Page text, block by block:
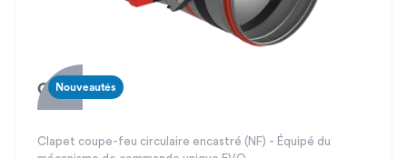
Nouveautés
Circé 5
Clapet coupe-feu circulaire encastré (NF) - Équipé du